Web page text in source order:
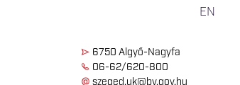
EN
6750 Algyő-Nagyfa
06-62/620-800
szeged.uk@bv.gov.hu